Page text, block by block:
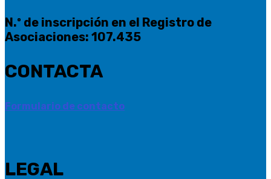
N.º de inscripción en el Registro de
Asociaciones: 107.435
CONTACTA
Formulario de contacto
LEGAL